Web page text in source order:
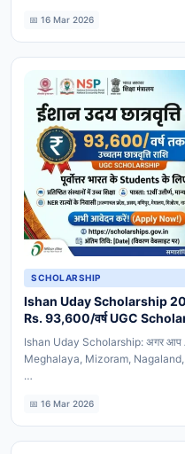
📅 16 Mar 2026
SCHOLARSHIP
Ishan Uday Scholarship
Rs. 93,600/वर्ष UGC
Ishan Uday Scholarship: अगर
Meghalaya, Mizoram, Nagaland,
…
📅 16 Mar 2026